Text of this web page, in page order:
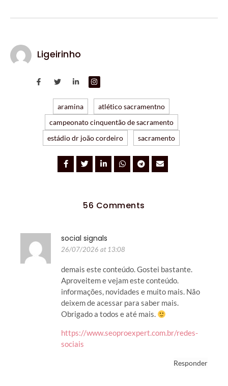
Ligeirinho
aramina
atlético sacramentno
campeonato cinquentão de sacramento
estádio dr joão cordeiro
sacramento
56 Comments
social signals
26/07/2026 at 13:08
demais este conteúdo. Gostei bastante.
Aproveitem e vejam este conteúdo.
informações, novidades e muito mais. Não
deixem de acessar para saber mais.
Obrigado a todos e até mais.
https://www.seoproexpert.com.br/redes-
sociais
Responder